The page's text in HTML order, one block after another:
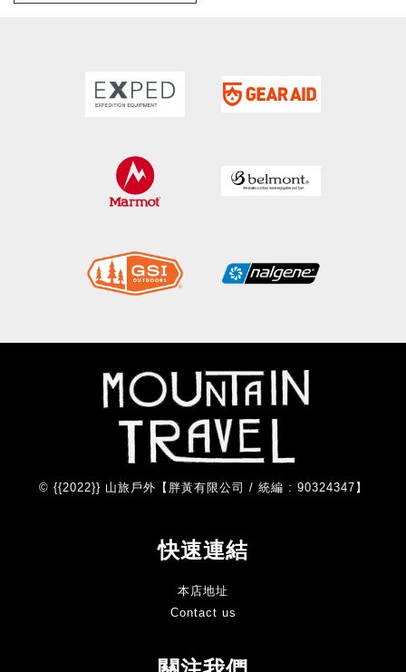
© {{2022}} 山旅戶外【胖黃有限公司 / 統編 : 90324347】
快速連結
本店地址
Contact us